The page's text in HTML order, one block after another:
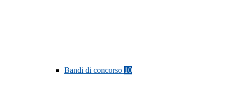
Bandi di concorso 10